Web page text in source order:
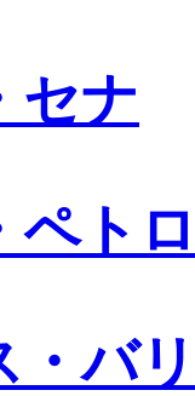
セナ
ペト
・バ